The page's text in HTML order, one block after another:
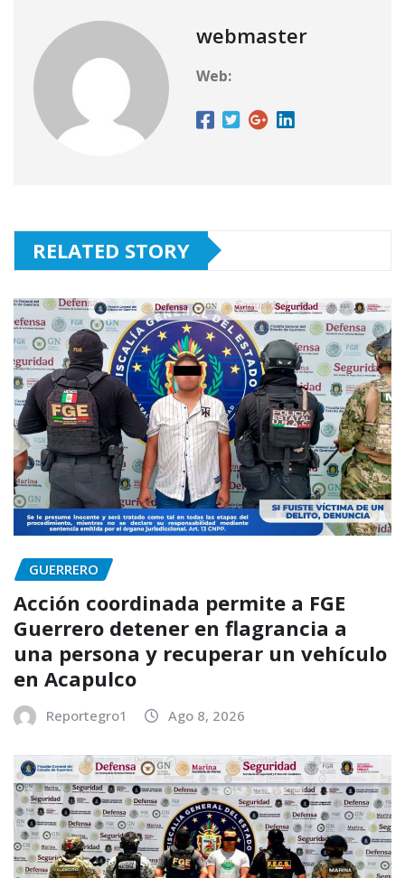
webmaster
Web:
RELATED STORY
GUERRERO
Acción coordinada permite a FGE
Guerrero detener en flagrancia a
una persona y recuperar un vehículo
en Acapulco
Reportegro1 Ago 8, 2026